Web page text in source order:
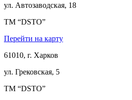
ул. Автозаводская, 18
ТМ “DSTO”
Перейти на карту
61010, г. Харков
ул. Грековская, 5
ТМ “DSTO”